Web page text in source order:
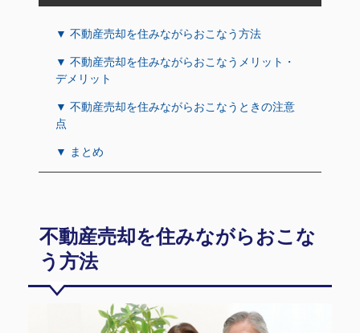
▼ 不動産売却を住みながらおこなう方法
▼ 不動産売却を住みながらおこなうメリット・
デメリット
▼ 不動産売却を住みながらおこなうときの注意
点
▼ まとめ
不動産売却を住みながらおこな
う方法